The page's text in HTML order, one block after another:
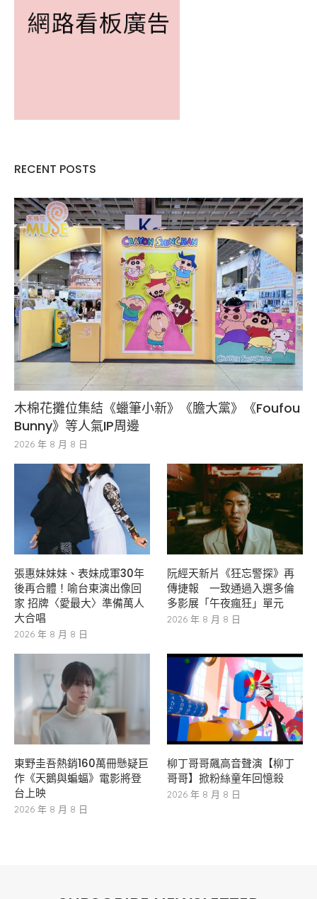
RECENT POSTS
木棉花攤位集結《蠟筆小新》《膽大黨》《Foufou
Bunny》等人氣IP周邊
2026 年 8 月 8 日
張惠妹妹妹、表妹成軍30年
後再合體！喻台東演出像回
家 招牌〈愛最大〉準備萬人
大合唱
2026 年 8 月 8 日
阮經天新片《狂忘警探》再
傳捷報 一致通過入選多倫
多影展「午夜瘋狂」單元
2026 年 8 月 8 日
東野圭吾熱銷160萬冊懸疑巨
作《天鵝與蝙蝠》電影將登
台上映
2026 年 8 月 8 日
柳丁哥哥飆高音聲演【柳丁
哥哥】掀粉絲童年回憶殺
2026 年 8 月 8 日